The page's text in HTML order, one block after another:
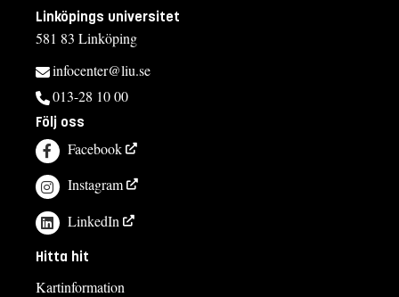
Linköpings universitet
581 83 Linköping
infocenter@liu.se
013-28 10 00
Följ oss
Facebook
Instagram
LinkedIn
Hitta hit
Kartinformation